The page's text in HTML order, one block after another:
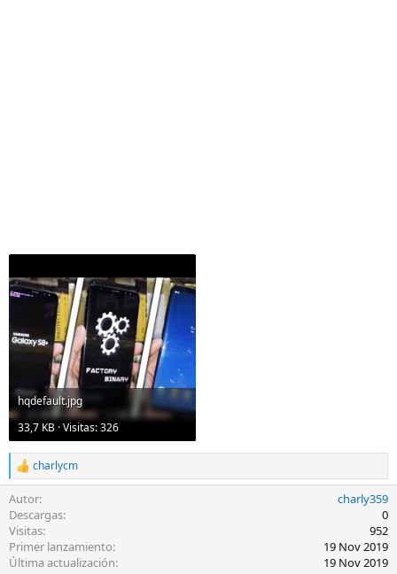
hqdefault.jpg
33,7 KB · Visitas: 326
R
e
a
c
c
i
o
n
charlycm
Autor
charly359
Descargas
0
Visitas
952
Primer lanzamiento
19 Nov 2019
Última actualización
19 Nov 2019